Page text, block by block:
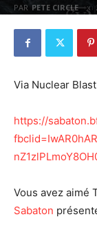
PAR PETE CIRCLE
Via Nuclear
https://
Vous avez aimé
Sabaton